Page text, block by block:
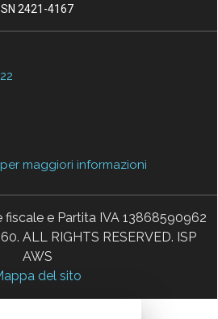
2421-4167
maggiori informazioni
e Partita IVA 13868590962
ALL RIGHTS RESERVED. ISP
AWS
del sito